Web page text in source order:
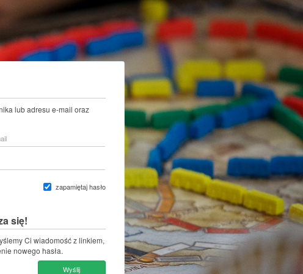
lub adresu e-mail oraz
zapamiętaj hasło
się!
Ci wiadomość z linkiem,
nowego hasła.
Wyślij